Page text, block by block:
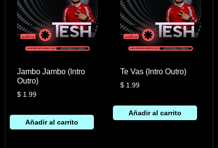
Jambo Jambo (Intro
Outro)
$1.99
Añadir al carrito
Te Vas (Intro Outro)
$ 1.99
Añadir al carrito